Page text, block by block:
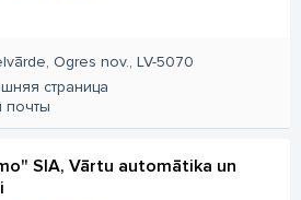
Ogres nov., LV-5070
страница
почты
SIA, Vārtu automātika un